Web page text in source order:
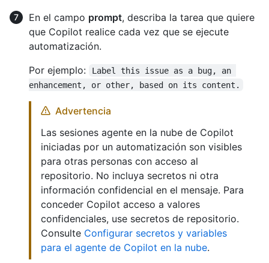
En el campo prompt, describa la tarea que quiere
que Copilot realice cada vez que se ejecute
automatización.
Por ejemplo:
Label this issue as a bug, an
enhancement, or other, based on its content.
Advertencia
Las sesiones agente en la nube de Copilot
iniciadas por un automatización son visibles
para otras personas con acceso al
repositorio. No incluya secretos ni otra
información confidencial en el mensaje. Para
conceder Copilot acceso a valores
confidenciales, use secretos de repositorio.
Consulte Configurar secretos y variables
para el agente de Copilot en la nube.